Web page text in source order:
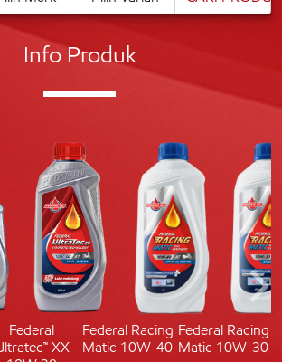
Info Produk
Federal
XX
Federal Racing
Matic 10W-40
Federal Racing
Matic 10W-30